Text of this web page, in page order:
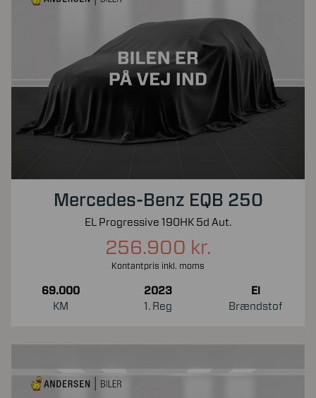
Mercedes-Benz EQB 250
EL Progressive 190HK 5d Aut.
256.900 kr.
Kontantpris inkl. moms
69.000
KM
2023
1. Reg
El
Brændstof